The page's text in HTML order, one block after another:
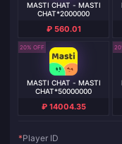
MASTI CHAT - MASTI
CHAT*2000000
₽ 560.01
20% OFF
MASTI CHAT - MASTI
CHAT*50000000
₽ 14004.35
*Player ID